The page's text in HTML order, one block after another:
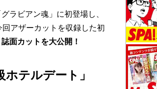
ラビアン魂」に初登場し、
アザーカットを収録した初
面カットを大公開！
テルデート」